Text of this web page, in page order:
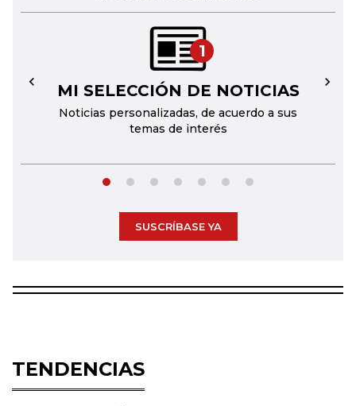
1
MI SELECCIÓN DE NOTICIAS
Noticias personalizadas, de acuerdo a sus
temas de interés
← →
SUSCRÍBASE YA
TENDENCIAS